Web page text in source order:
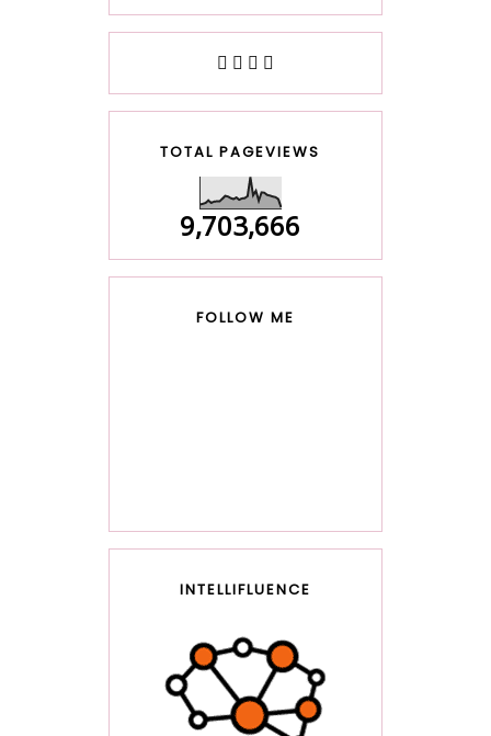
TOTAL PAGEVIEWS
9,703,666
FOLLOW ME
INTELLIFLUENCE